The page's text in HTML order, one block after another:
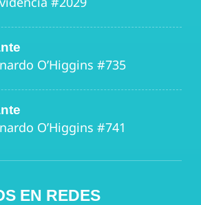
O’Higgins #735
O’Higgins #741
EN REDES